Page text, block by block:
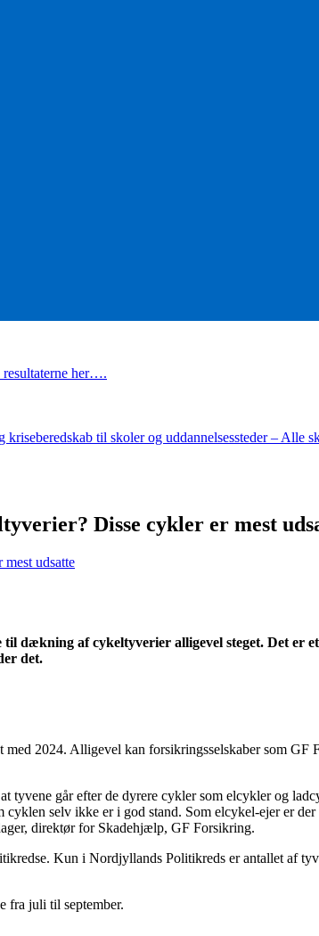
her….
til skoler og uddannelsessteder – Alle
Disse cykler er mest
udsatte
dækning af cykeltyverier alligevel steget. Det er
det.
2024. Alligevel kan forsikringsselskaber som
tyvene går efter de dyrere cykler som elcykler og
selv ikke er i god stand. Som elcykel-ejer er
direktør for Skadehjælp, GF Forsikring.
Kun i Nordjyllands Politikreds er antallet af
fra juli til september.